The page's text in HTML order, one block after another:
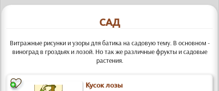
САД
Витражные рисунки и узоры для батика на садовую тему. В основном -
виноград в гроздьях и лозой. Но так же различные фрукты и садовые
растения.
Кусок лозы